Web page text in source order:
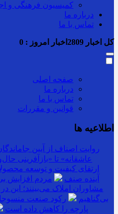
کمیسیون فرهنگی و
درباره ما
تماس با ما
کل اخبار اخبار امروز : 0
صفحه اصلی
درباره ما
تماس با ما
قوانین و مقررات
اطلاعیه ها
روایت اصناف از آیین
عاشقانه» تا «بازآفرینی
ارتقای کیفیت و توسعه
آینده صنف
مردم افزایش
مشاوران املاک می‌بینند؛ این
بی‌گناهیم
رکود صنعت
پارچه را کاهش داده است